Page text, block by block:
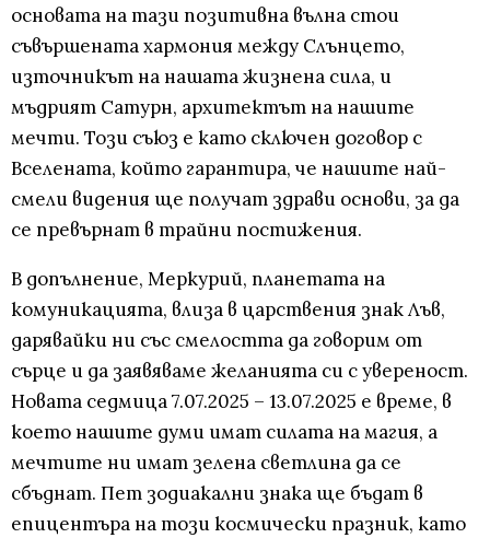
основата на тази позитивна вълна стои
съвършената хармония между Слънцето,
източникът на нашата жизнена сила, и
мъдрият Сатурн, архитектът на нашите
мечти. Този съюз е като сключен договор с
Вселената, който гарантира, че нашите най-
смели видения ще получат здрави основи, за да
се превърнат в трайни постижения.
В допълнение, Меркурий, планетата на
комуникацията, влиза в царствения знак Лъв,
дарявайки ни със смелостта да говорим от
сърце и да заявяваме желанията си с увереност.
Новата седмица 7.07.2025 – 13.07.2025 е време, в
което нашите думи имат силата на магия, а
мечтите ни имат зелена светлина да се
сбъднат. Пет зодиакални знака ще бъдат в
епицентъра на този космически празник, като